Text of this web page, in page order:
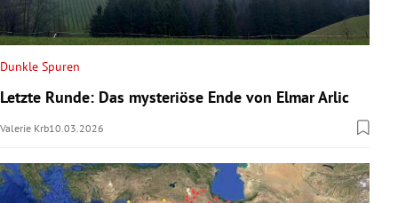
Dunkle Spuren
Letzte Runde: Das mysteriöse Ende von Elmar Arlic
Valerie Krb10.03.2026